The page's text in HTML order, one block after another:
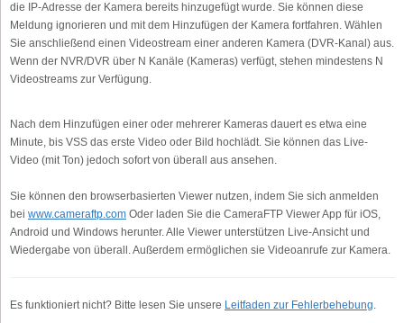
die IP-Adresse der Kamera bereits hinzugefügt wurde. Sie können diese
Meldung ignorieren und mit dem Hinzufügen der Kamera fortfahren. Wählen
Sie anschließend einen Videostream einer anderen Kamera (DVR-Kanal) aus.
Wenn der NVR/DVR über N Kanäle (Kameras) verfügt, stehen mindestens N
Videostreams zur Verfügung.
Nach dem Hinzufügen einer oder mehrerer Kameras dauert es etwa eine
Minute, bis VSS das erste Video oder Bild hochlädt. Sie können das Live-
Video (mit Ton) jedoch sofort von überall aus ansehen.
Sie können den browserbasierten Viewer nutzen, indem Sie sich anmelden
bei www.cameraftp.com Oder laden Sie die CameraFTP Viewer App für iOS,
Android und Windows herunter. Alle Viewer unterstützen Live-Ansicht und
Wiedergabe von überall. Außerdem ermöglichen sie Videoanrufe zur Kamera.
Es funktioniert nicht? Bitte lesen Sie unsere Leitfaden zur Fehlerbehebung.